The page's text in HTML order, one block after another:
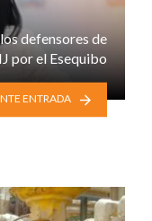
defensores de
por el Esequibo
ENTRADA